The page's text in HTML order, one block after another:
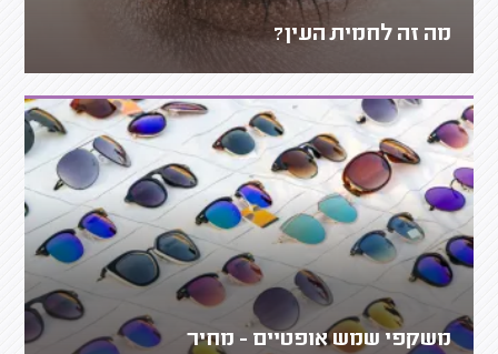
מה זה לחמית העין?
משקפי שמש אופטיים - מחיר